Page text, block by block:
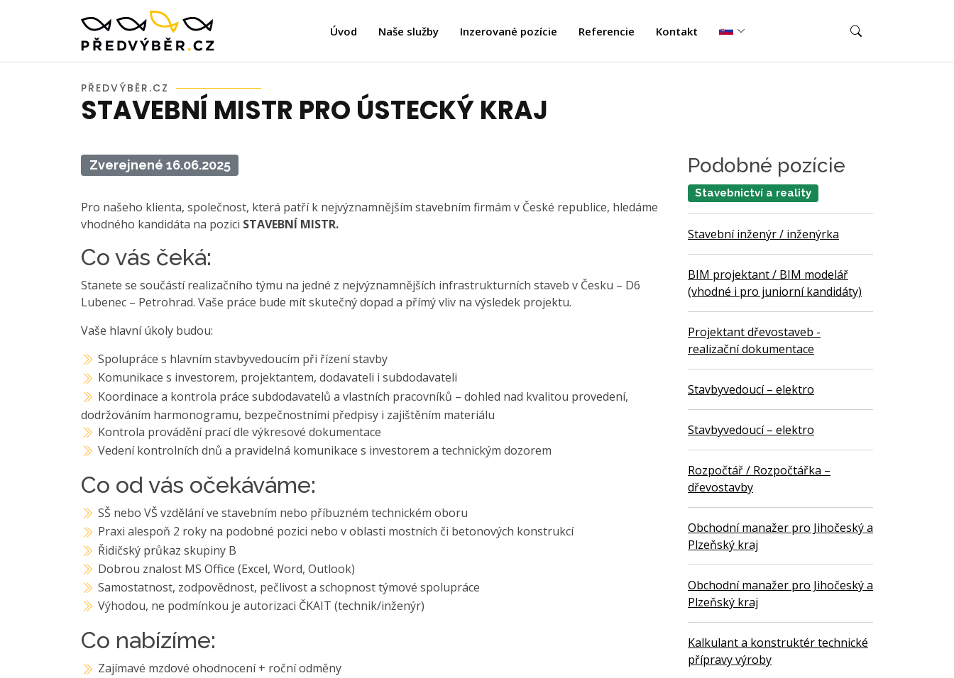
Úvod Naše služby Inzerované pozície Referencie Kontakt
PŘEDVÝBĚR.CZ
STAVEBNÍ MISTR PRO ÚSTECKÝ KRAJ
Zverejnené 16.06.2025
Pro našeho klienta, společnost, která patří k nejvýznamnějším stavebním firmám v České republice, hledáme
vhodného kandidáta na pozici STAVEBNÍ MISTR.
Co vás čeká:
Stanete se součástí realizačního týmu na jedné z nejvýznamnějších infrastrukturních staveb v Česku – D6
Lubenec – Petrohrad. Vaše práce bude mít skutečný dopad a přímý vliv na výsledek projektu.
Vaše hlavní úkoly budou:
Spolupráce s hlavním stavbyvedoucím při řízení stavby
Komunikace s investorem, projektantem, dodavateli i subdodavateli
Koordinace a kontrola práce subdodavatelů a vlastních pracovníků – dohled nad kvalitou provedení,
dodržováním harmonogramu, bezpečnostními předpisy i zajištěním materiálu
Kontrola provádění prací dle výkresové dokumentace
Vedení kontrolních dnů a pravidelná komunikace s investorem a technickým dozorem
Co od vás očekáváme:
SŠ nebo VŠ vzdělání ve stavebním nebo příbuzném technickém oboru
Praxi alespoň 2 roky na podobné pozici nebo v oblasti mostních či betonových konstrukcí
Řidičský průkaz skupiny B
Dobrou znalost MS Office (Excel, Word, Outlook)
Samostatnost, zodpovědnost, pečlivost a schopnost týmové spolupráce
Výhodou, ne podmínkou je autorizaci ČKAIT (technik/inženýr)
Co nabízíme:
Zajímavé mzdové ohodnocení + roční odměny
Podobné pozície
Stavebnictví a reality
Stavební inženýr / inženýrka
BIM projektant / BIM modelář
(vhodné i pro juniorní kandidáty)
Projektant dřevostaveb -
realizační dokumentace
Stavbyvedoucí – elektro
Stavbyvedoucí – elektro
Rozpočtář / Rozpočtářka –
dřevostavby
Obchodní manažer pro Jihočeský a
Plzeňský kraj
Obchodní manažer pro Jihočeský a
Plzeňský kraj
Kalkulant a konstruktér technické
přípravy výroby